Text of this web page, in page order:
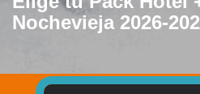
Nochevieja 2026-